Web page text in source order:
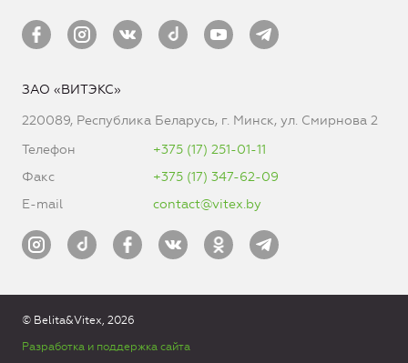
ЗАО «ВИТЭКС»
220089, Республика Беларусь, г. Минск, ул. Смирнова 2
Телефон
+375 (17) 251-01-11
Факс
+375 (17) 347-62-09
E-mail
contact@vitex.by
© Belita&Vitex, 2026
Разработка и поддержка сайта